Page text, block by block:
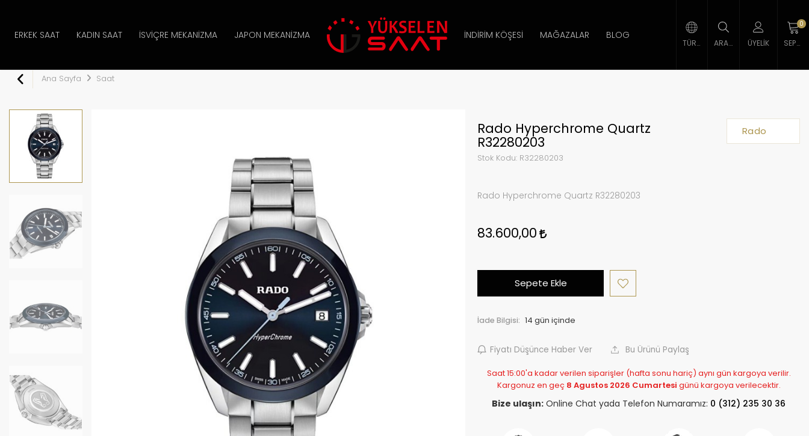
ERKEK SAAT KADIN SAAT İSVIÇRE MEKANIZMA JAPON MEKANIZMA İNDIRIM KÖŞESI MAĞAZALAR BLOG
ÜYELIK
0
Ana Sayfa Saat
Rado
Rado Hyperchrome Quartz
R32280203
Stok Kodu: R32280203
Rado Hyperchrome Quartz R32280203
83.600,00
Sepete Ekle
İade Bilgisi:
Fiyatı Düşünce Haber Ver Bu Ürünü Paylaş
Saat 15:00'a kadar verilen siparişler (hafta sonu hariç) aynı gün kargoya verilir.
Kargonuz en geç 8 Agustos 2026 Cumartesi günü kargoya verilecektir.
Bize ulaşın: Online Chat yada Telefon Numaramız: 0 (312) 235 30 36